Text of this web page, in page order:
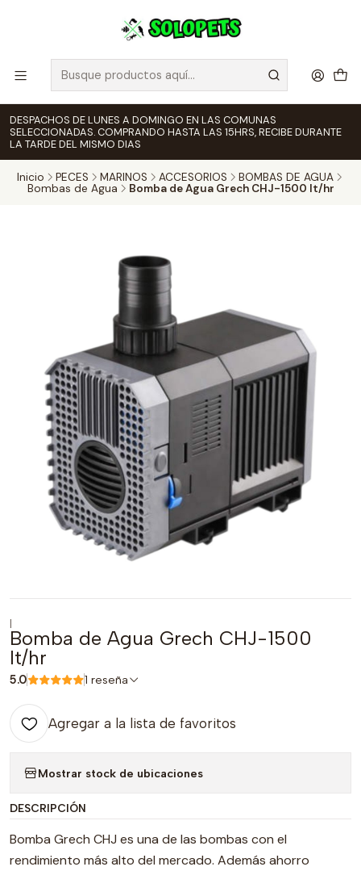
DESPACHOS DE LUNES A DOMINGO EN LAS COMUNAS
SELECCIONADAS. COMPRANDO HASTA LAS 15HRS, RECIBE DURANTE
LA TARDE DEL MISMO DIAS
Inicio PECES MARINOS ACCESORIOS
BOMBAS DE AGUA
Bombas de Agua
Bomba de Agua Grech CHJ-1500 lt/hr
|
Bomba de Agua Grech CHJ-1500
lt/hr
5.0 1 reseña
Agregar a la lista de favoritos
Mostrar stock de ubicaciones
DESCRIPCIÓN
Bomba Grech CHJ es una de las bombas con el
rendimiento más alto del mercado. Además ahorro